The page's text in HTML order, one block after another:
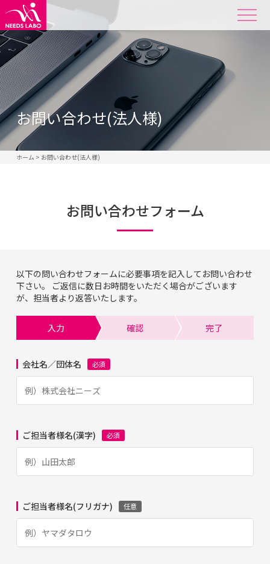
お問い合わせ(法人様)
ホーム > お問い合わせ(法人様)
お問い合わせフォーム
以下の問い合わせフォームに必要事項を記入してお問い合わせ
下さい。
ご返信に数日お時間をいただく場合がございます
が、担当者より返答いたします。
入力 確認 完了
会社名／団体名 必須
ご担当者様名(漢字) 必須
ご担当者様名(フリガナ) 任意